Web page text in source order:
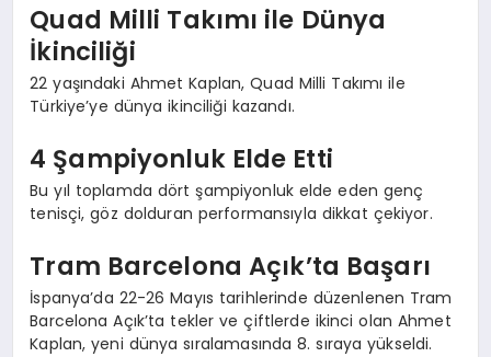
Quad Milli Takımı ile Dünya
İkinciliği
22 yaşındaki Ahmet Kaplan, Quad Milli Takımı ile
Türkiye’ye dünya ikinciliği kazandı.
4 Şampiyonluk Elde Etti
Bu yıl toplamda dört şampiyonluk elde eden genç
tenisçi, göz dolduran performansıyla dikkat çekiyor.
Tram Barcelona Açık’ta Başarı
İspanya’da 22-26 Mayıs tarihlerinde düzenlenen Tram
Barcelona Açık’ta tekler ve çiftlerde ikinci olan Ahmet
Kaplan, yeni dünya sıralamasında 8. sıraya yükseldi.